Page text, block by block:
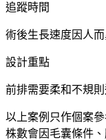
追蹤時間
術後生長速度因人
設計重點
前排需要柔和不規
以上案例只作個案
株數會因毛囊條件